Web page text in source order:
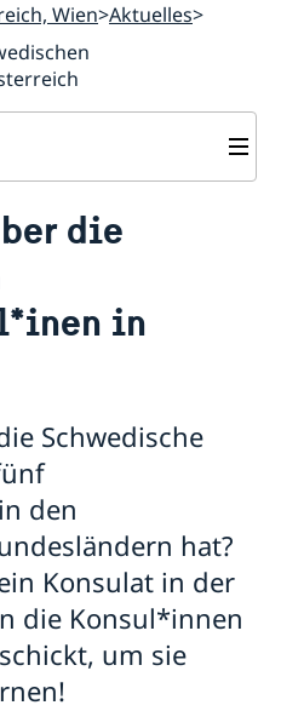
Wien Aktuelles
und Netzwerke in
Personalausweises
Regierung 2023
schwedischen
Lanz
die
in
Schwedische
den
hat?
Konsulat in der
die Konsul*innen
um sie